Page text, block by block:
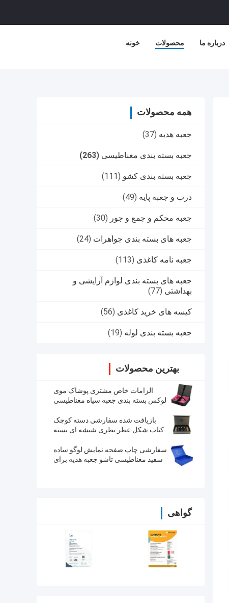
خونه محصولات درباره ما
همه محصولات
جعبه هدیه (37)
جعبه بسته بندی مغناطیسی (263)
جعبه بسته بندی کشو (111)
درب و جعبه پایه (49)
جعبه محکم و جمع و جور (30)
جعبه های بسته بندی جواهرات (24)
جعبه نامه کاغذی (113)
جعبه های بسته بندی لوازم آرایشی و
بهداشتی (77)
کیسه های خرید کاغذی (56)
جعبه بسته بندی لوله (19)
بهترین محصولات
الزامات خاص مشتری پوشاک موی
لوکس بسته بندی جعبه سیاه مغناطیسی
بازیافت شده سفارشی دسته کوچک
کتاب شکل عطر بطری شیشه ای بسته
سفارشی چاپ صفحه نمایش لوگو ساده
سفید مغناطیسی تاشو جعبه هدیه برای
گواهی